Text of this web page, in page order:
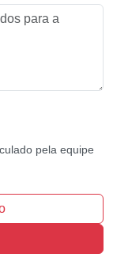
pela equipe